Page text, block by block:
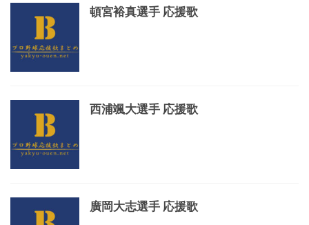
頓宮裕真選手 応援歌
西浦颯大選手 応援歌
廣岡大志選手 応援歌